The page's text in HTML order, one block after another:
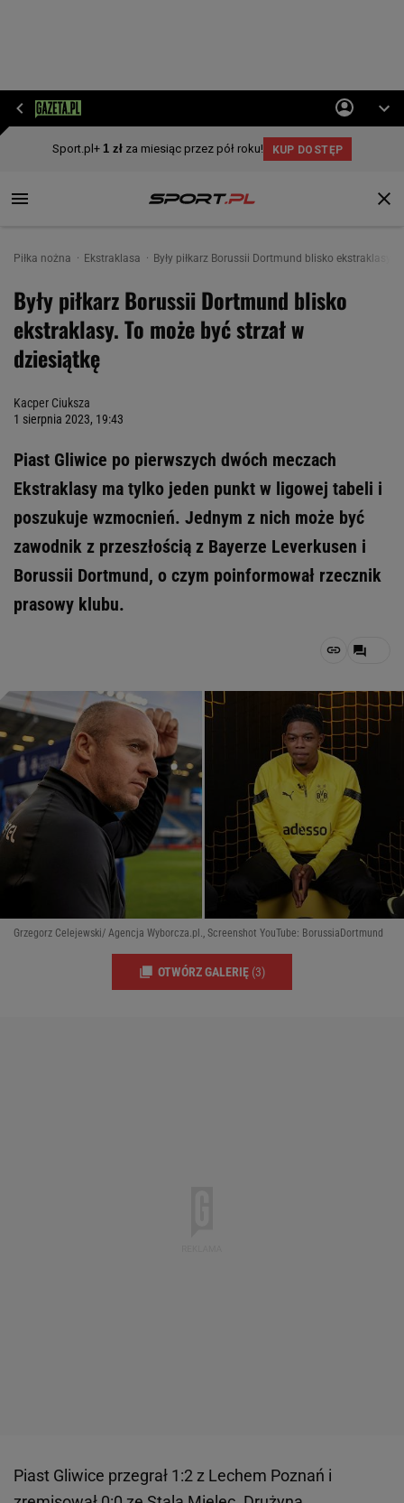
Piłka nożna Ekstraklasa Były piłkarz Borussii Dortmund blisko ekstraklasy.
Były piłkarz Borussii Dortmund blisko
ekstraklasy. To może być strzał w
dziesiątkę
Kacper Ciuksza
1 sierpnia 2023, 19:43
Piast Gliwice po pierwszych dwóch meczach
Ekstraklasy ma tylko jeden punkt w ligowej tabeli i
poszukuje wzmocnień. Jednym z nich może być
zawodnik z przeszłością z Bayerze Leverkusen i
Borussii Dortmund, o czym poinformował rzecznik
prasowy klubu.
Grzegorz Celejewski/ Agencja Wyborcza.pl., Screenshot YouTube: BorussiaDortmund
OTWÓRZ GALERIĘ (3)
Piast Gliwice przegrał 1:2 z Lechem Poznań i